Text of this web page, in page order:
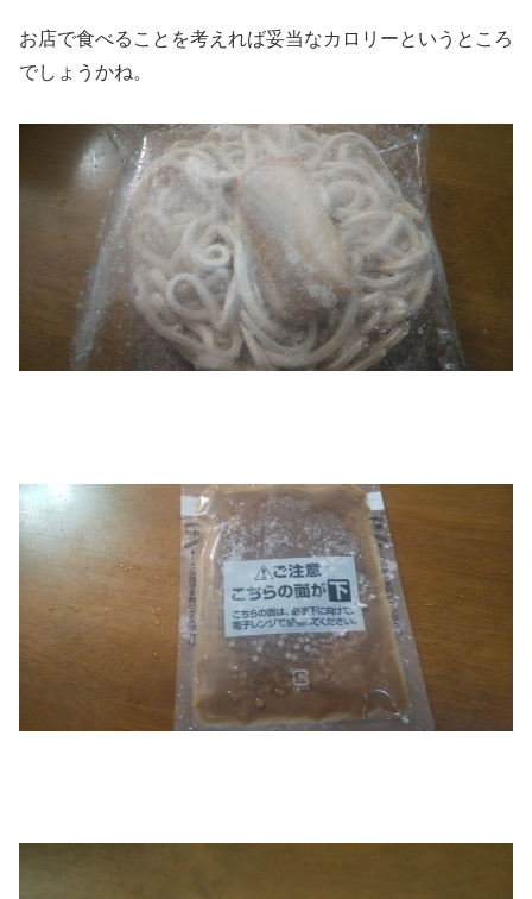
お店で食べることを考えれば妥当なカロリーというところ
でしょうかね。